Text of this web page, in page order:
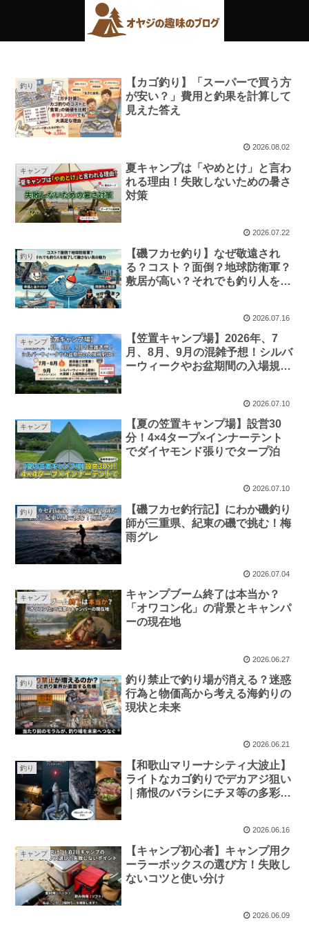
釣り
【カゴ釣り】「スーパーで買う方
が安い？」費用と釣果を計算して
見えた答え
2026.08.02
キャンプ
夏キャンプは「やめとけ」と言わ
れる理由！失敗しないための暑さ
対策
2026.07.22
釣り
【磯フカセ釣り】なぜ敬遠され
る？コスト？面倒？地球防衛軍？
敷居が高い？それでも釣り人を魅
2026.07.16
キャンプ
【笠置キャンプ場】2026年、7
月、8月、9月の混雑予想！シルバ
ーウィークやお盆期間の入場規制
2026.07.10
キャンプ
【夏の笠置キャンプ場】設営30
分！4×4タープ×インナーテント
でダイヤモンド張りでタープ泊
2026.07.10
釣り
【磯フカセ釣行記】にわか磯釣り
師が三重県、紀東の磯で挑む！梅
雨グレ
2026.07.04
キャンプ
キャンプブーム終了は本当か？
「オワコン化」の背景とキャンパ
ーの現在地
2026.06.27
釣り
釣り禁止で釣り場が消える？迷惑
行為と物価高から考える海釣りの
現状と未来
2026.06.21
釣り
【和歌山マリーナシティ大波止】
ライトなカゴ釣りでデカアジ狙い
｜痛恨のバラシにチヌ等の多彩な
2026.06.16
キャンプ
【キャンプ初心者】キャンプ用ク
ーラーボックスの選び方！失敗し
ないコツと使い分け
2026.06.09